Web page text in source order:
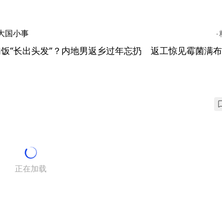
国小事
“长出头发”？内地男返乡过年忘扔 返工惊见霉菌满
正在加载